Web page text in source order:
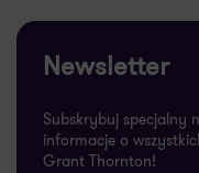
Newsletter
Subskrybuj specjalny
informacje o
Grant Thornton!